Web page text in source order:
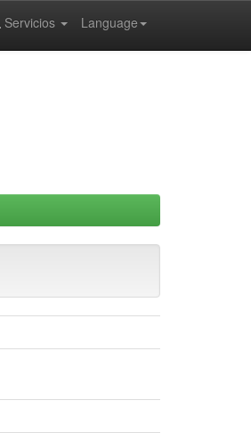
Language
Servicios